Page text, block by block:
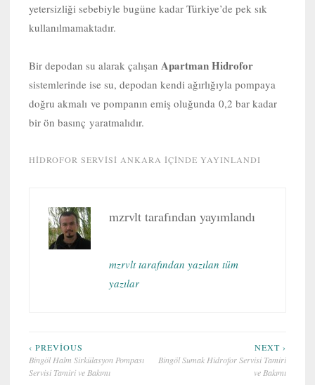
yetersizliği sebebiyle bugüne kadar Türkiye’de pek sık
kullanılmamaktadır.
Bir depodan su alarak çalışan Apartman Hidrofor
sistemlerinde ise su, depodan kendi ağırlığıyla pompaya
doğru akmalı ve pompanın emiş oluğunda 0,2 bar kadar
bir ön basınç yaratmalıdır.
HIDROFOR SERVISI ANKARA IÇINDE YAYINLANDI
mzrvlt tarafından yayımlandı
mzrvlt tarafından yazılan tüm
yazılar
Yazı
gezinmesi
‹ PREVIOUS
Bingöl Halm Sirkülasyon Pompası
Servisi Tamiri ve Bakımı
NEXT ›
Bingöl Sumak Hidrofor Servisi Tamiri
ve Bakımı